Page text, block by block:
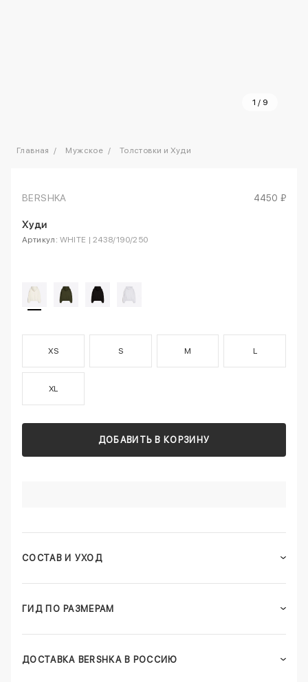
1 / 9
Главная Мужское Толстовки и Худи
BERSHKA 4450 ₽
Худи
Артикул: WHITE | 2438/190/250
XS S M L
XL
ДОБАВИТЬ В КОРЗИНУ
СОСТАВ И УХОД
ГИД ПО РАЗМЕРАМ
ДОСТАВКА BERSHKA В РОССИЮ